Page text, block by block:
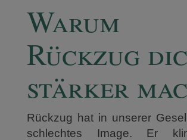
Warum
Rückzug
stärker
Rückzug hat in unserer
schlechtes Image. Er